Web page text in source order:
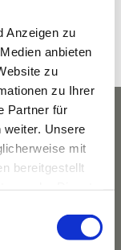
Anzeigen zu
anbieten
zu
zu Ihrer
Partner für
weiter. Unsere
mit
bereitgestellt